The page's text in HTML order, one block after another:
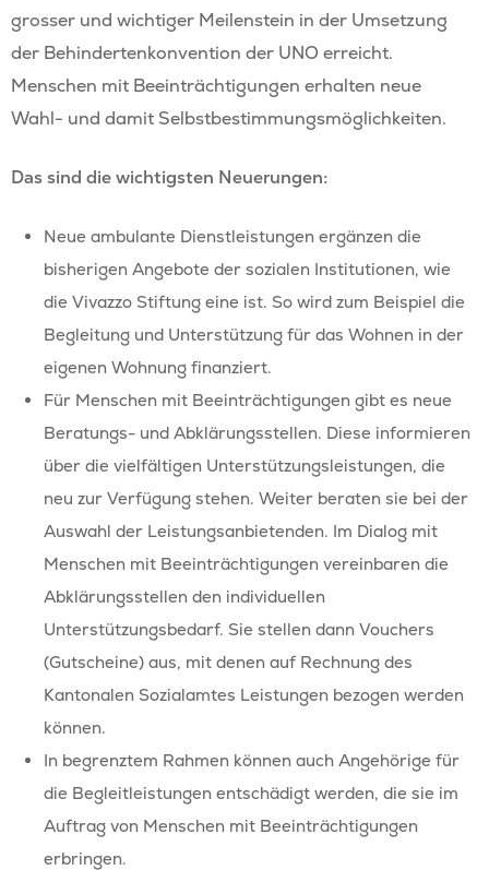
grosser und wichtiger Meilenstein in der Umsetzung
der Behindertenkonvention der UNO erreicht.
Menschen mit Beeinträchtigungen erhalten neue
Wahl- und damit Selbstbestimmungsmöglichkeiten.
Das sind die wichtigsten Neuerungen:
Neue ambulante Dienstleistungen ergänzen die
bisherigen Angebote der sozialen Institutionen, wie
die Vivazzo Stiftung eine ist. So wird zum Beispiel die
Begleitung und Unterstützung für das Wohnen in der
eigenen Wohnung finanziert.
Für Menschen mit Beeinträchtigungen gibt es neue
Beratungs- und Abklärungsstellen. Diese informieren
über die vielfältigen Unterstützungsleistungen, die
neu zur Verfügung stehen. Weiter beraten sie bei der
Auswahl der Leistungsanbietenden. Im Dialog mit
Menschen mit Beeinträchtigungen vereinbaren die
Abklärungsstellen den individuellen
Unterstützungsbedarf. Sie stellen dann Vouchers
(Gutscheine) aus, mit denen auf Rechnung des
Kantonalen Sozialamtes Leistungen bezogen werden
können.
In begrenztem Rahmen können auch Angehörige für
die Begleitleistungen entschädigt werden, die sie im
Auftrag von Menschen mit Beeinträchtigungen
erbringen.
Wohnen &
Wohnhäuser
Wohnhaus
Wohnhaus
Wohngruppen
Wohngruppe
Wohngruppe
Individuelle
Uster
Im 2. Arbeitsmarkt
Geschäftsstelle
CLEANies
Freie Plätze
Begleitete
Begleitete
Freie Plätze
Freie Plätze
Produkte &
Dienstleistungen
Geschenkboutique
Hauswart-Team
Jobs &
Offene Stellen
Ausbildungen
Über uns